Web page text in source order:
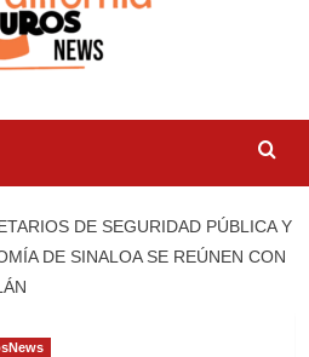
DE SEGURIDAD PÚBLICA Y
DE SINALOA SE REÚNEN CON